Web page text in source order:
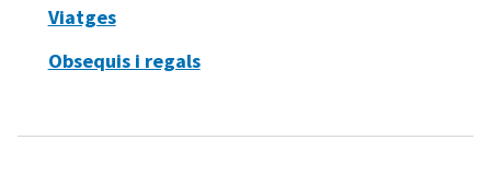
Viatges
Obsequis i regals